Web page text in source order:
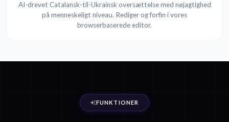
AI-drevet Catalansk-til-Ukrainsk oversættelse med nøjagtighed
på menneskeligt niveau. Rediger og forfin i vores
browserbaserede editor.
FUNKTIONER